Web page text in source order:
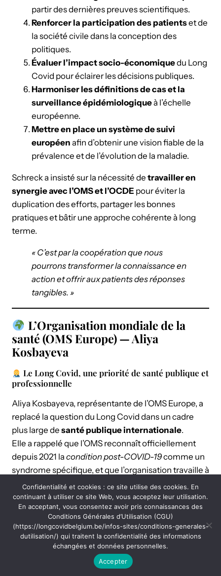
partir des dernières preuves scientifiques.
Renforcer la participation des patientset de
la société civile dans la conception des
politiques.
Évaluer l’impact socio-économiquedu Long
Covid pour éclairer les décisions publiques.
Harmoniser les définitions de cas et la
surveillance épidémiologiqueà l’échelle
européenne.
Mettre en place un système de suivi
européen afin d’obtenir une vision fiable de la
prévalence et de l’évolution de la maladie.
Schreck a insisté sur la nécessité de travailler en
synergie avec l’OMS et l’OCDE pour éviter la
duplication des efforts, partager les bonnes
pratiques et bâtir une approche cohérente à long
terme.
« C’est par la coopération que nous
pourrons transformer la connaissance en
action et offrir aux patients des réponses
tangibles. »
L’Organisation mondiale de la
santé (OMS Europe) — Aliya
Kosbayeva
Le Long Covid, une priorité de santé publique et
professionnelle
Aliya Kosbayeva, représentante de l’OMS Europe, a
replacé la question du Long Covid dans un cadre
plus large de santé publique internationale.
Elle a rappelé que l’OMS reconnaît officiellement
depuis 2021 la condition post-COVID-19comme un
syndrome spécifique, et que l’organisation travaille à
harmoniser les définitions cliniqueset
accompagner les États européensdans leurs
politiques de réponse.
Points clés de son intervention
L’OMS Europe soutient les pays dans la mise en
protocoles de diagnostic et de
Confidentialité et cookies : ce site utilise des cookies. En
continuant à utiliser ce site Web, vous acceptez leur utilisation.
En acceptant, vous consentez avoir pris connaissances des
Conditions Générales d’Utilisation (CGU)
(https://longcovidbelgium.be/infos-sites/conditions-generales-
dutilisation/) qui traitent la confidentialité des informations
échangées et données personnelles.
Accepter